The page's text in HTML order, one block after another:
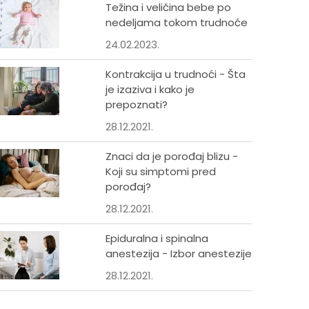
Težina i veličina bebe po
nedeljama tokom trudnoće
24.02.2023.
Kontrakcija u trudnoći - Šta
je izaziva i kako je
prepoznati?
28.12.2021.
Znaci da je porođaj blizu -
Koji su simptomi pred
porođaj?
28.12.2021.
Epiduralna i spinalna
anestezija - Izbor anestezije
28.12.2021.